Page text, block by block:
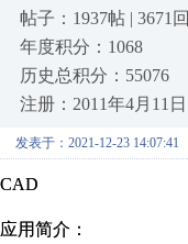
帖子：1937帖 | 3671回
年度积分：1068
历史总积分：55076
注册：2011年4月11日
发表于：2021-12-23 14:07:41
CAD
应用简介：